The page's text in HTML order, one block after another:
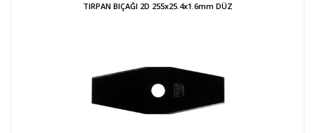
TIRPAN BIÇAĞI 2D 255x25.4x1.6mm DÜZ